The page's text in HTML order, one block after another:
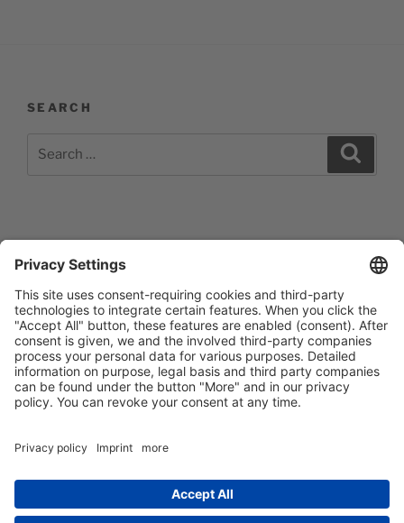
SEARCH
Impressum
Barrierefreiheitserklärung
Datenschutzerklärung
Newsletter abonieren
FacebookE‑Mail